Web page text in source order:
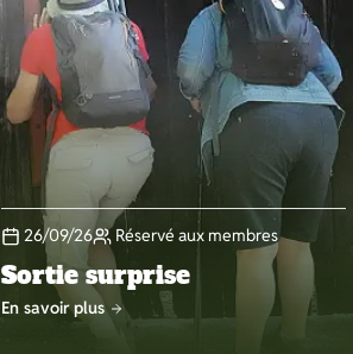
26/09/26 Réservé aux membres
Sortie surprise
En savoir plus